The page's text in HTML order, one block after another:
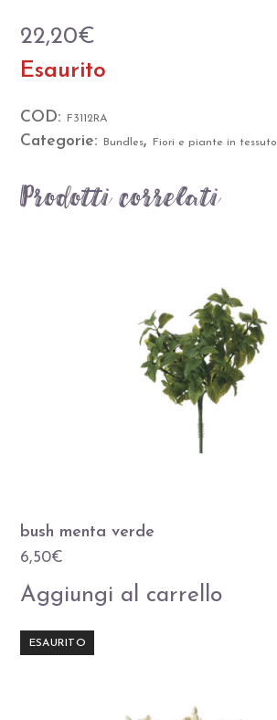
22,20€
Esaurito
COD: F3112RA
Categorie: Bundles, Fiori e piante in tessuto
Prodotti correlati
bush menta verde
6,50€
Aggiungi al carrello
ESAURITO